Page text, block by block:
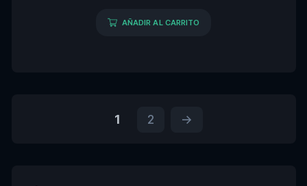
AÑADIR AL CARRITO
1 2 →